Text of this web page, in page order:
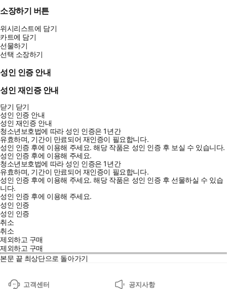
소장하기 버튼
위시리스트에 담기
카트에 담기
선물하기
선택 소장하기
성인 인증 안내
성인 재인증 안내
닫기 닫기
성인 인증 안내
성인 재인증 안내
청소년보호법에 따라 성인 인증은 1년간
유효하며, 기간이 만료되어 재인증이 필요합니다.
성인 인증 후에 이용해 주세요.해당 작품은 성인 인증 후 보실 수 있습니다.
성인 인증 후에 이용해 주세요.
청소년보호법에 따라 성인 인증은 1년간
유효하며, 기간이 만료되어 재인증이 필요합니다.
성인 인증 후에 이용해 주세요.해당 작품은 성인 인증 후 선물하실 수 있습
니다.
성인 인증 후에 이용해 주세요.
성인 인증
성인 인증
취소
취소
제외하고 구매
제외하고 구매
본문 끝 최상단으로 돌아가기
고객센터 공지사항